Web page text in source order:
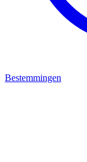
Bestemmingen